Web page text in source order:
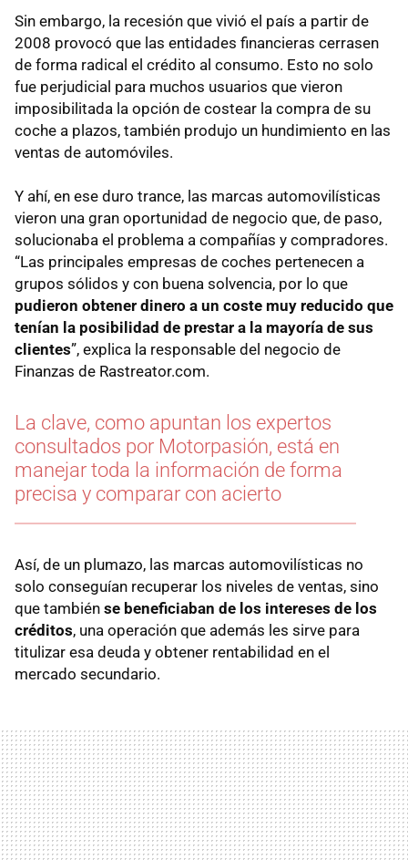
Sin embargo, la recesión que vivió el país a partir de
2008 provocó que las entidades financieras cerrasen
de forma radical el crédito al consumo. Esto no solo
fue perjudicial para muchos usuarios que vieron
imposibilitada la opción de costear la compra de su
coche a plazos, también produjo un hundimiento en las
ventas de automóviles.
Y ahí, en ese duro trance, las marcas automovilísticas
vieron una gran oportunidad de negocio que, de paso,
solucionaba el problema a compañías y compradores.
“Las principales empresas de coches pertenecen a
grupos sólidos y con buena solvencia, por lo que
pudieron obtener dinero a un coste muy reducido que
tenían la posibilidad de prestar a la mayoría de sus
clientes”, explica la responsable del negocio de
Finanzas de Rastreator.com.
La clave, como apuntan los expertos
consultados por Motorpasión, está en
manejar toda la información de forma
precisa y comparar con acierto
Así, de un plumazo, las marcas automovilísticas no
solo conseguían recuperar los niveles de ventas, sino
que también se beneficiaban de los intereses de los
créditos, una operación que además les sirve para
titulizar esa deuda y obtener rentabilidad en el
mercado secundario.